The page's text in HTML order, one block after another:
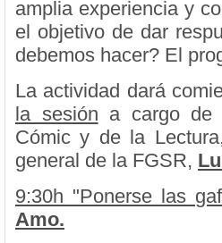
amplia experiencia y
el objetivo de dar
debemos hacer? El
La actividad dará
la sesión a cargo de
Cómic y de la
general de la FGSR,
9:30h "Ponerse las
Amo.